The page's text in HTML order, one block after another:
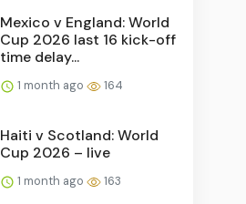
Mexico v England: World
Cup 2026 last 16 kick-off
time delay...
1 month ago 164
Haiti v Scotland: World
Cup 2026 – live
1 month ago 163